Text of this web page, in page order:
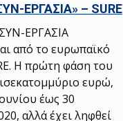
ΕΡΓΑΣΙΑ» – SURE
ΕΡΓΑΣΙΑ
από το ευρωπαϊκό
Η πρώτη φάση του
ευρώ,
έως 30
αλλά έχει ληφθεί